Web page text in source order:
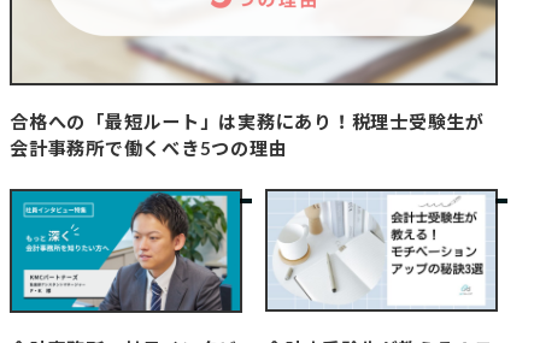
合格への「最短ルート」は実務にあり！税理士受験生が
会計事務所で働くべき5つの理由